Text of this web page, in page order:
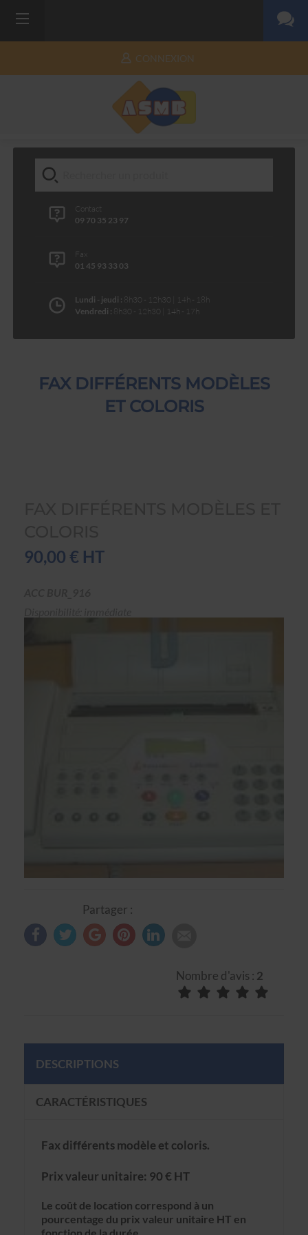
CONNEXION
Contact
09 70 35 23 97
Fax
01 45 93 33 03
Lundi - jeudi : 8h30 - 12h30 | 14h - 18h
Vendredi : 8h30 - 12h30 | 14h - 17h
FAX DIFFÉRENTS MODÈLES
ET COLORIS
90,00 € HT
Partager :
Nombre d'avis : 2
DESCRIPTIONS
CARACTÉRISTIQUES
Fax différents modèle et coloris.
Prix valeur unitaire: 90 € HT
Le coût de location correspond à un
pourcentage du prix valeur unitaire HT en
fonction de la durée